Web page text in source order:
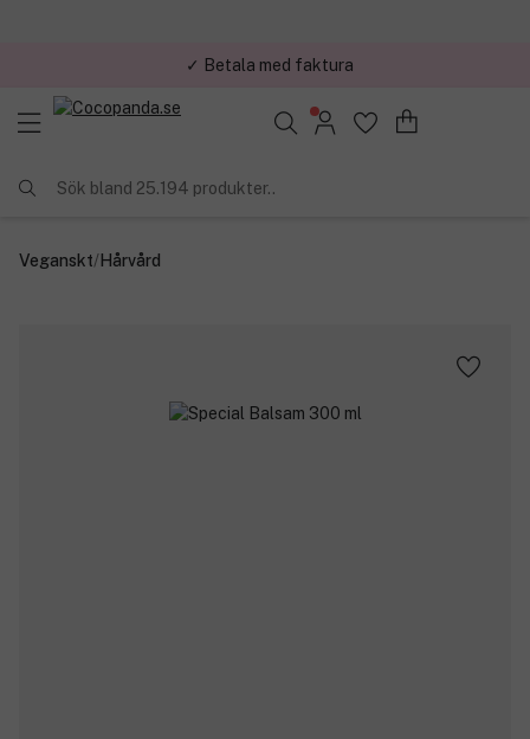
✓ Trygg E-handel
Sök bland 25.194 produkter..
Veganskt/Hårvård